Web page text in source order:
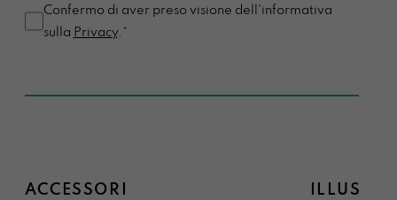
Confermo di aver preso visione dell'informativa
sulla Privacy.*
ACCESSORI